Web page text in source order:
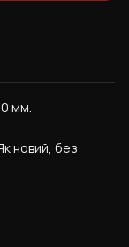
мм.
новий, без